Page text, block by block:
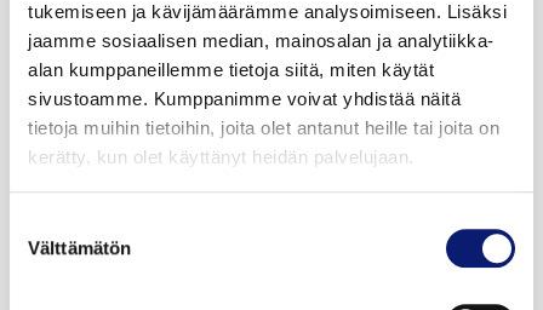
tukemiseen ja kävijämäärämme analysoimiseen. Lisäksi
jaamme sosiaalisen median, mainosalan ja analytiikka-
alan kumppaneillemme tietoja siitä, miten käytät
sivustoamme. Kumppanimme voivat yhdistää näitä
tietoja muihin tietoihin, joita olet antanut heille tai joita on
kerätty, kun olet käyttänyt heidän palvelujaan.
valinta
Välttämätön
VOLVO EX90